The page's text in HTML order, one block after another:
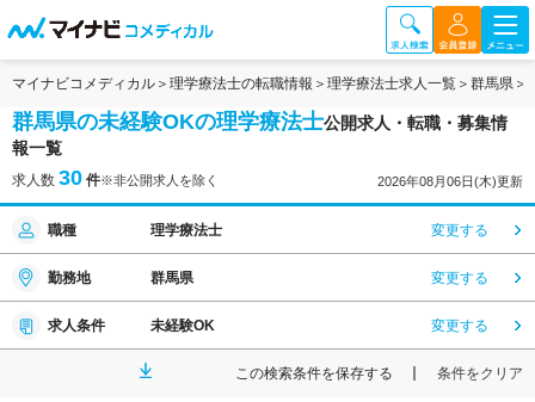
マイナビコメディカル 理学療法士の転職情報 理学療法士求人一覧 群馬県
群馬県の未経験OKの理学療法士公開求人・転職・募集情
報一覧
求人数 30 件※非公開求人を除く 2026年08月06日(木)更新
職種 理学療法士 変更する
勤務地 群馬県 変更する
求人条件 未経験OK 変更する
この検索条件を保存する 条件をクリア